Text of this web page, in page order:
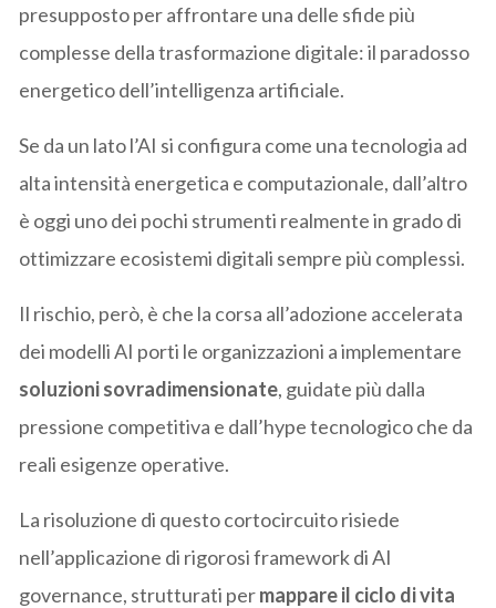
presupposto per affrontare una delle sfide più
complesse della trasformazione digitale: il paradosso
energetico dell’intelligenza artificiale.
Se da un lato l’AI si configura come una tecnologia ad
alta intensità energetica e computazionale, dall’altro
è oggi uno dei pochi strumenti realmente in grado di
ottimizzare ecosistemi digitali sempre più complessi.
Il rischio, però, è che la corsa all’adozione accelerata
dei modelli AI porti le organizzazioni a implementare
soluzioni sovradimensionate, guidate più dalla
pressione competitiva e dall’hype tecnologico che da
reali esigenze operative.
La risoluzione di questo cortocircuito risiede
nell’applicazione di rigorosi framework di AI
governance, strutturati permappare il ciclo di vita